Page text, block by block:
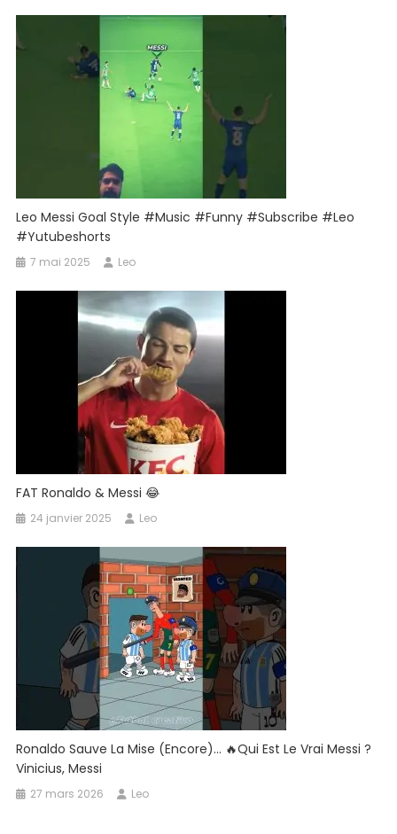
Leo Messi Goal Style #music #funny #subscribe #leo
#yutubeshorts
7 mai 2025 Leo
FAT Ronaldo & Messi 😂
24 janvier 2025 Leo
Ronaldo Sauve La Mise (encore)… 🔥Qui Est Le Vrai Messi ?
Vinicius, Messi
27 mars 2026 Leo